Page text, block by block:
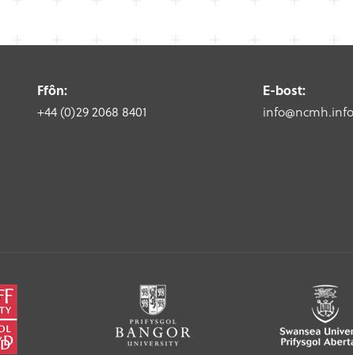
Ffôn:
+44 (0)29 2068 8401
E-bost:
info@ncmh.info